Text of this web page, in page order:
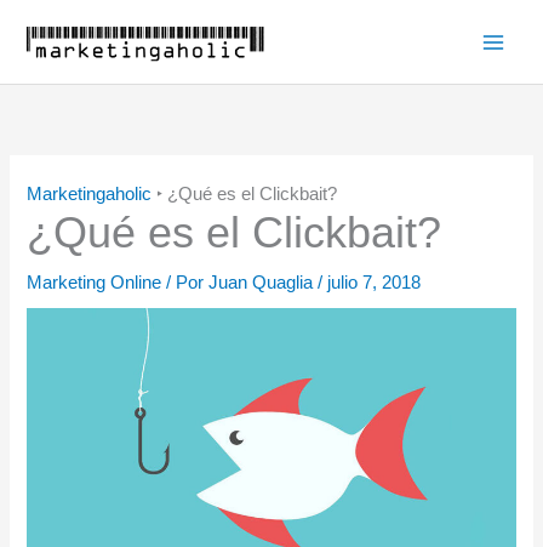
contenido
Marketingaholic ‣ ¿Qué es el Clickbait?
¿Qué es el Clickbait?
Marketing Online / PorJuan Quaglia/ julio 7, 2018